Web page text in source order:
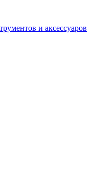
и аксессуаров